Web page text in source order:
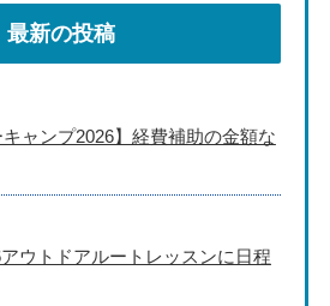
最新の投稿
キャンプ2026】経費補助の金額な
アウトドアルートレッスンに日程